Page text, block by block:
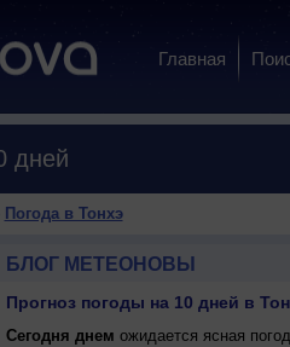
Главная
дней
Погода в Тонхэ
БЛОГ МЕТЕОНОВЫ
Прогноз погоды на 10 дней в
Сегодня днем ожидается ясная